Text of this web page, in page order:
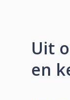
Uit
en